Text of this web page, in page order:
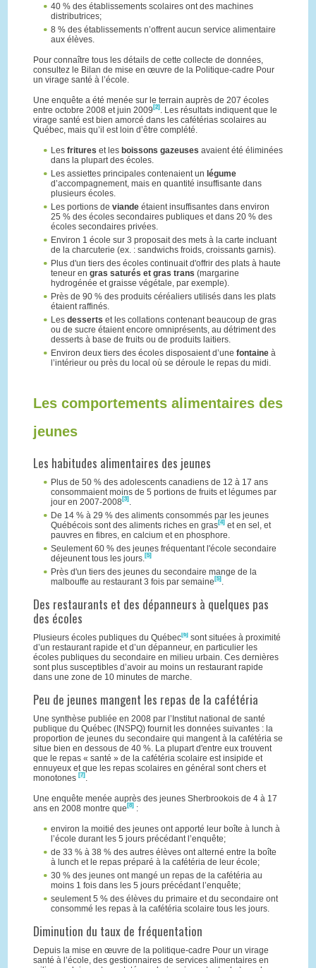
40 % des établissements scolaires ont des machines
distributrices;
8 % des établissements n’offrent aucun service alimentaire
aux élèves.
Pour connaître tous les détails de cette collecte de données,
consultez le Bilan de mise en œuvre de la Politique-cadre Pour
un virage santé à l’école.
Une enquête a été menée sur le terrain auprès de 207 écoles
entre octobre 2008 et juin 2009 [2] . Les résultats indiquent que le
virage santé est bien amorcé dans les cafétérias scolaires au
Québec, mais qu’il est loin d’être complété.
Les fritures et les boissons gazeuses avaient été éliminées
dans la plupart des écoles.
Les assiettes principales contenaient un légume
d’accompagnement, mais en quantité insuffisante dans
plusieurs écoles.
Les portions de viandeétaient insuffisantes dans environ
25 % des écoles secondaires publiques et dans 20 % des
écoles secondaires privées.
Environ 1 école sur 3 proposait des mets à la carte incluant
de la charcuterie (ex. : sandwichs froids, croissants garnis).
Plus d'un tiers des écoles continuait d'offrir des plats à haute
teneur en gras saturés et gras trans (margarine
hydrogénée et graisse végétale, par exemple).
Près de 90 % des produits céréaliers utilisés dans les plats
étaient raffinés.
Les desserts et les collations contenant beaucoup de gras
ou de sucre étaient encore omniprésents, au détriment des
desserts à base de fruits ou de produits laitiers.
Environ deux tiers des écoles disposaient d’une fontaineà
l’intérieur ou près du local où se déroule le repas du midi.
Les comportements alimentaires des
jeunes
Les habitudes alimentaires des jeunes
Plus de 50 % des adolescents canadiens de 12 à 17 ans
consommaient moins de 5 portions de fruits et légumes par
jour en 2007-2008 [3] .
De 14 % à 29 % des aliments consommés par les jeunes
Québécois sont des aliments riches en gras[4] et en sel, et
pauvres en fibres, en calcium et en phosphore.
Seulement 60 % des jeunes fréquentant l'école secondaire
déjeunent tous les jours. [5]
Près d'un tiers des jeunes du secondaire mange de la
malbouffe au restaurant 3 fois par semaine [5] .
Des restaurants et des dépanneurs à quelques pas
des écoles
Plusieurs écoles publiques du Québec[6]sont situées à proximité
d’un restaurant rapide et d’un dépanneur, en particulier les
écoles publiques du secondaire en milieu urbain. Ces dernières
sont plus susceptibles d’avoir au moins un restaurant rapide
dans une zone de 10 minutes de marche.
Peu de jeunes mangent les repas de la cafétéria
Une synthèse publiée en 2008 par l’Institut national de santé
publique du Québec (INSPQ) fournit les données suivantes : la
proportion de jeunes du secondaire qui mangent à la cafétéria se
situe bien en dessous de 40 %. La plupart d'entre eux trouvent
que le repas « santé » de la cafétéria scolaire est insipide et
ennuyeux et que les repas scolaires en général sont chers et
monotones [7] .
Une enquête menée auprès des jeunes Sherbrookois de 4 à 17
ans en 2008 montre que [8] :
environ la moitié des jeunes ont apporté leur boîte à lunch à
l’école durant les 5 jours précédant l’enquête;
de 33 % à 38 % des autres élèves ont alterné entre la boîte
à lunch et le repas préparé à la cafétéria de leur école;
30 % des jeunes ont mangé un repas de la cafétéria au
moins 1 fois dans les 5 jours précédant l’enquête;
seulement 5 % des élèves du primaire et du secondaire ont
consommé les repas à la cafétéria scolaire tous les jours.
Diminution du taux de fréquentation
Depuis la mise en œuvre de la politique-cadre Pour un virage
santé à l’école, des gestionnaires de services alimentaires en